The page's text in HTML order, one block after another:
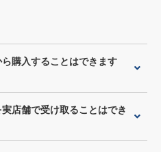
購入することはできます
店舗で受け取ることはでき